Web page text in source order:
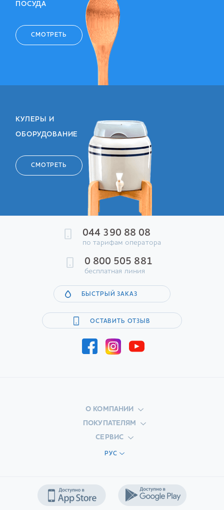
ПОСУДА
СМОТРЕТЬ
КУЛЕРЫ И
ОБОРУДОВАНИЕ
СМОТРЕТЬ
044 390 88 08
по тарифам оператора
0 800 505 881
бесплатная линия
БЫСТРЫЙ ЗАКАЗ
ОСТАВИТЬ ОТЗЫВ
О КОМПАНИИ
ПОКУПАТЕЛЯМ
СЕРВИС
РУС